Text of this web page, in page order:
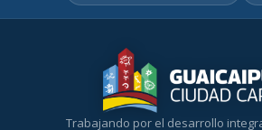
Trabajando por el desarrollo